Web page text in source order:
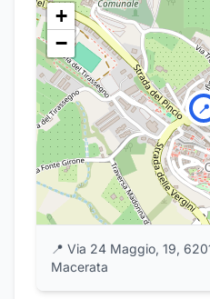
📍
+
−
📍 Via 24 Maggio, 19,
Macerata